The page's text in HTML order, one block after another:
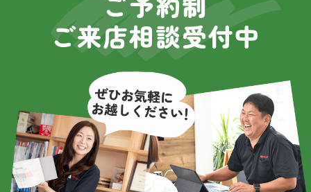
ご来店相談受付中